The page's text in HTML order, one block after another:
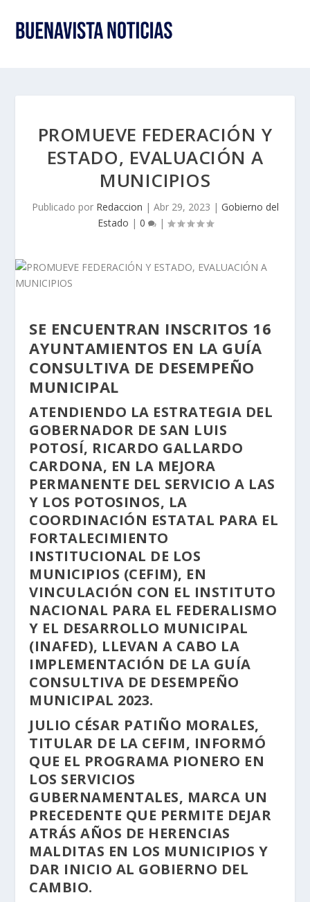
PROMUEVE FEDERACIÓN Y
ESTADO, EVALUACIÓN A
MUNICIPIOS
Publicado por Redaccion | Abr 29, 2023 | Gobierno del
Estado | 0 |
SE ENCUENTRAN INSCRITOS 16
AYUNTAMIENTOS EN LA GUÍA
CONSULTIVA DE DESEMPEÑO
MUNICIPAL
ATENDIENDO LA ESTRATEGIA DEL
GOBERNADOR DE SAN LUIS
POTOSÍ, RICARDO GALLARDO
CARDONA, EN LA MEJORA
PERMANENTE DEL SERVICIO A LAS
Y LOS POTOSINOS, LA
COORDINACIÓN ESTATAL PARA EL
FORTALECIMIENTO
INSTITUCIONAL DE LOS
MUNICIPIOS (CEFIM), EN
VINCULACIÓN CON EL INSTITUTO
NACIONAL PARA EL FEDERALISMO
Y EL DESARROLLO MUNICIPAL
(INAFED), LLEVAN A CABO LA
IMPLEMENTACIÓN DE LA GUÍA
CONSULTIVA DE DESEMPEÑO
MUNICIPAL 2023.
JULIO CÉSAR PATIÑO MORALES,
TITULAR DE LA CEFIM, INFORMÓ
QUE EL PROGRAMA PIONERO EN
LOS SERVICIOS
GUBERNAMENTALES, MARCA UN
PRECEDENTE QUE PERMITE DEJAR
ATRÁS AÑOS DE HERENCIAS
MALDITAS EN LOS MUNICIPIOS Y
DAR INICIO AL GOBIERNO DEL
CAMBIO.